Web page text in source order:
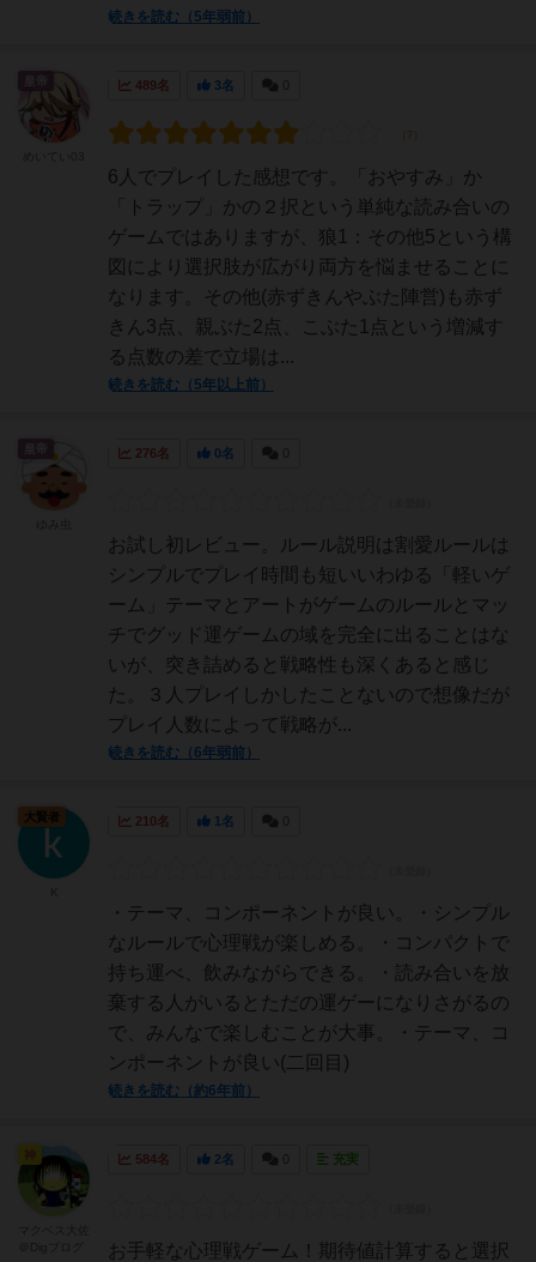
続きを読む（5年弱前）
489名 3名
6人でプレイした感想です。「おやすみ」か
「トラップ」かの２択という単純な読み合いの
ゲームではありますが、狼1：その他5という構
図により選択肢が広がり両方を悩ませることに
なります。その他(赤ずきんやぶた陣営)も赤ず
きん3点、親ぶた2点、こぶた1点という増減す
る点数の差で立場は...
続きを読む（5年以上前）
276名 0名
お試し初レビュー。ルール説明は割愛ルールは
シンプルでプレイ時間も短いいわゆる「軽いゲ
ーム」テーマとアートがゲームのルールとマッ
チでグッド運ゲームの域を完全に出ることはな
いが、突き詰めると戦略性も深くあると感じ
た。３人プレイしかしたことないので想像だが
プレイ人数によって戦略が...
続きを読む（6年弱前）
210名 1名
・テーマ、コンポーネントが良い。・シンプル
なルールで心理戦が楽しめる。・コンパクトで
持ち運べ、飲みながらできる。・読み合いを放
棄する人がいるとただの運ゲーになりさがるの
で、みんなで楽しむことが大事。・テーマ、コ
ンポーネントが良い(二回目)
続きを読む（約6年前）
大賢者
584名 2名 充実
お手軽な心理戦ゲーム！期待値計算すると選択
神